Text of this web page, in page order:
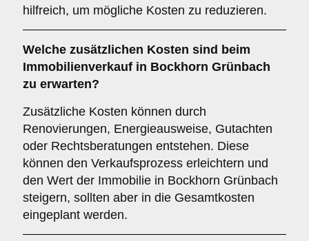
hilfreich, um mögliche Kosten zu reduzieren.
Welche zusätzlichen Kosten sind beim
Immobilienverkauf in Bockhorn Grünbach
zu erwarten?
Zusätzliche Kosten können durch
Renovierungen, Energieausweise, Gutachten
oder Rechtsberatungen entstehen. Diese
können den Verkaufsprozess erleichtern und
den Wert der Immobilie in Bockhorn Grünbach
steigern, sollten aber in die Gesamtkosten
eingeplant werden.